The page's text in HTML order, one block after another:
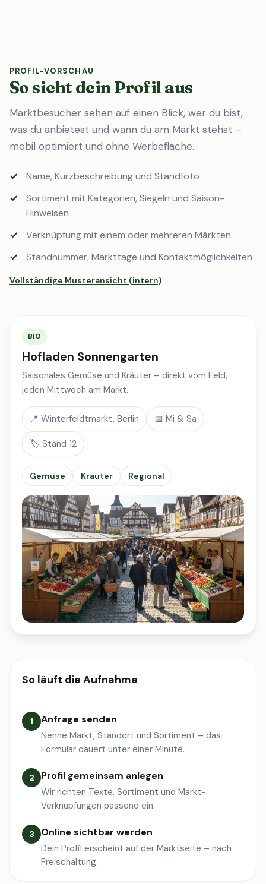
PROFIL-VORSCHAU
So sieht dein Profil aus
Marktbesucher sehen auf einen Blick, wer du bist,
was du anbietest und wann du am Markt stehst –
mobil optimiert und ohne Werbefläche.
Name, Kurzbeschreibung und Standfoto
Sortiment mit Kategorien, Siegeln und Saison-
Hinweisen
Verknüpfung mit einem oder mehreren Märkten
Standnummer, Markttage und Kontaktmöglichkeiten
Vollständige Musteransicht (intern)
BIO
Hofladen Sonnengarten
Saisonales Gemüse und Kräuter – direkt vom Feld,
jeden Mittwoch am Markt.
📍 Winterfeldtmarkt, Berlin 📅 Mi & Sa
🏷️ Stand 12
Gemüse Kräuter Regional
So läuft die Aufnahme
1 Anfrage senden
Nenne Markt, Standort und Sortiment – das
Formular dauert unter einer Minute.
2 Profil gemeinsam anlegen
Wir richten Texte, Sortiment und Markt-
Verknüpfungen passend ein.
3 Online sichtbar werden
Dein Profil erscheint auf der Marktseite – nach
Freischaltung.